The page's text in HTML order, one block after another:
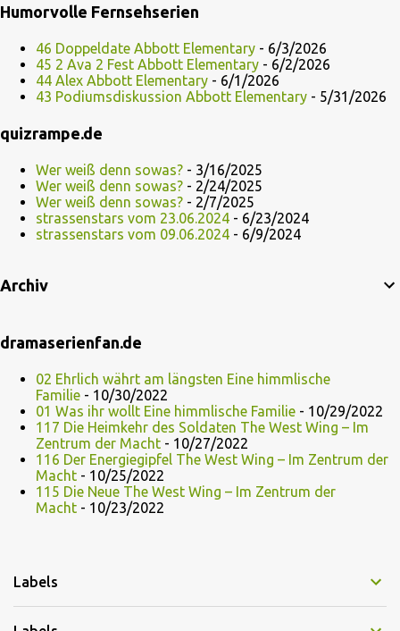
Humorvolle Fernsehserien
46 Doppeldate Abbott Elementary - 6/3/2026
45 2 Ava 2 Fest Abbott Elementary - 6/2/2026
44 Alex Abbott Elementary - 6/1/2026
43 Podiumsdiskussion Abbott Elementary - 5/31/2026
quizrampe.de
Wer weiß denn sowas? - 3/16/2025
Wer weiß denn sowas? - 2/24/2025
Wer weiß denn sowas? - 2/7/2025
strassenstars vom 23.06.2024 - 6/23/2024
strassenstars vom 09.06.2024 - 6/9/2024
Archiv
dramaserienfan.de
02 Ehrlich währt am längsten Eine himmlische
Familie - 10/30/2022
01 Was ihr wollt Eine himmlische Familie - 10/29/2022
117 Die Heimkehr des Soldaten The West Wing – Im
Zentrum der Macht - 10/27/2022
116 Der Energiegipfel The West Wing – Im Zentrum der
Macht - 10/25/2022
115 Die Neue The West Wing – Im Zentrum der
Macht - 10/23/2022
Labels